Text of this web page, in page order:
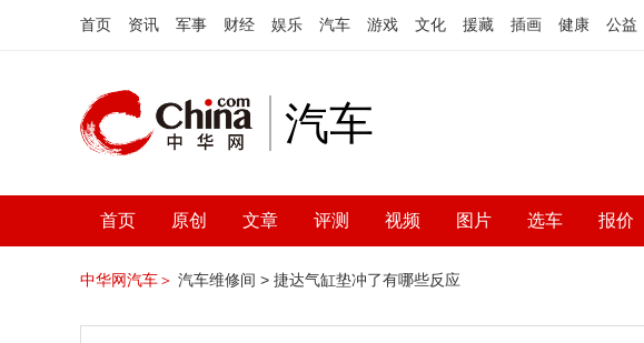
首页 资讯 军事 财经 娱乐 汽车 游戏 文化 援藏 插画 健康 公益
汽车
首页 原创 文章 评测 视频 图片 选车 报价
中华网汽车＞ 汽车维修间 > 捷达气缸垫冲了有哪些反应